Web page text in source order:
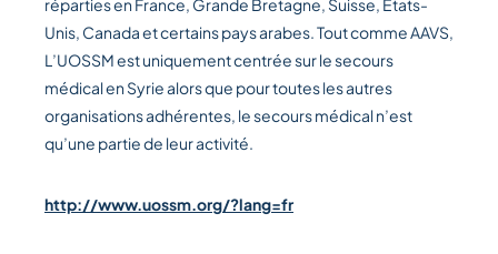
réparties en France, Grande Bretagne, Suisse, Etats-
Unis, Canada et certains pays arabes. Tout comme AAVS,
L’UOSSM est uniquement centrée sur le secours
médical en Syrie alors que pour toutes les autres
organisations adhérentes, le secours médical n’est
qu’une partie de leur activité.
http://www.uossm.org/?lang=fr